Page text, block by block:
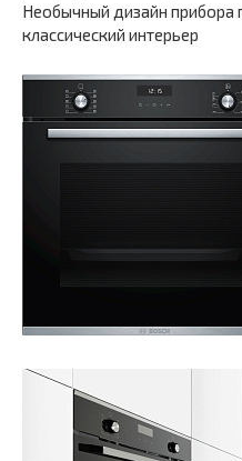
Необычный дизайн прибора
классический интерьер